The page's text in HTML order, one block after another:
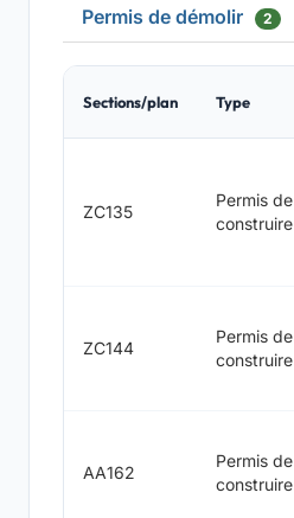
Permis de démolir 2
Sections/plan Type
ZC135
Permis de
construire
ZC144
Permis de
construire
AA162
Permis de
construire